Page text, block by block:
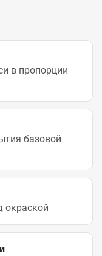
в пропорции
базовой
окраской